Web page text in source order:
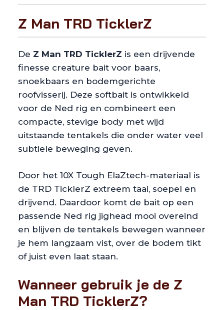
Z Man TRD TicklerZ
De Z Man TRD TicklerZ is een drijvende
finesse creature bait voor baars,
snoekbaars en bodemgerichte
roofvisserij. Deze softbait is ontwikkeld
voor de Ned rig en combineert een
compacte, stevige body met wijd
uitstaande tentakels die onder water veel
subtiele beweging geven.
Door het 10X Tough ElaZtech-materiaal is
de TRD TicklerZ extreem taai, soepel en
drijvend. Daardoor komt de bait op een
passende Ned rig jighead mooi overeind
en blijven de tentakels bewegen wanneer
je hem langzaam vist, over de bodem tikt
of juist even laat staan.
Wanneer gebruik je de Z
Man TRD TicklerZ?